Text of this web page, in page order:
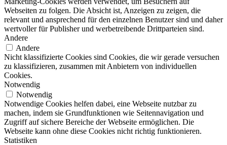
Webseiten zu folgen. Die Absicht ist, Anzeigen zu zeigen, die
relevant und ansprechend für den einzelnen Benutzer sind und daher
wertvoller für Publisher und werbetreibende Drittparteien sind.
Andere
Andere
Nicht klassifizierte Cookies sind Cookies, die wir gerade versuchen
zu klassifizieren, zusammen mit Anbietern von individuellen
Cookies.
Notwendig
Notwendig
Notwendige Cookies helfen dabei, eine Webseite nutzbar zu
machen, indem sie Grundfunktionen wie Seitennavigation und
Zugriff auf sichere Bereiche der Webseite ermöglichen. Die
Webseite kann ohne diese Cookies nicht richtig funktionieren.
Statistiken